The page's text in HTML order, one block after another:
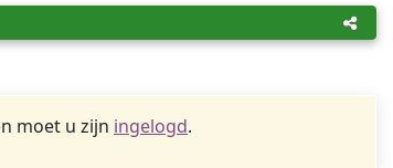
moet u zijn ingelogd.